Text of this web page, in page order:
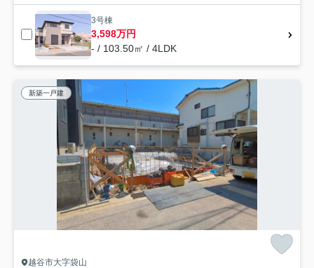
3号棟
3,598万円
- / 103.50㎡ / 4LDK
新築一戸建
越谷市大字袋山